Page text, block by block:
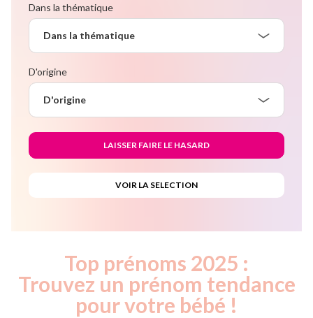
Dans la thématique
Dans la thématique
D'origine
D'origine
Top prénoms 2025 :
Trouvez un prénom tendance
pour votre bébé !